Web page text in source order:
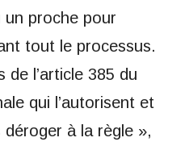
un proche pour
tout le processus.
l’article 385 du
qui l’autorisent et
déroger à la règle »,